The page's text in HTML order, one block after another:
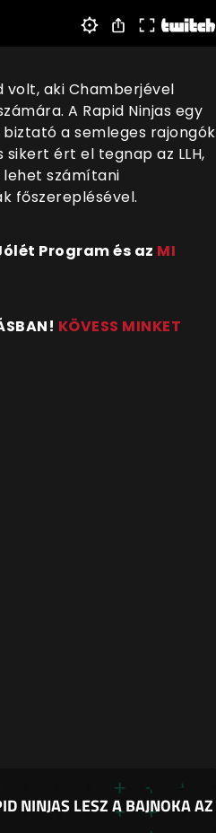
volt, aki Chamberjével
A Rapid Ninjas egy
a semleges rajongók
ért el tegnap az LLH,
számítani
főszereplésével.
Program és az MI
KÖVESS MINKET
NINJAS LESZ A BAJNOKA AZ